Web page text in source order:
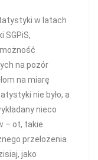
w latach
SGPiS,
na pozór
na miarę
nie było, a
nieco
– ot, takie
przełożenia
jako